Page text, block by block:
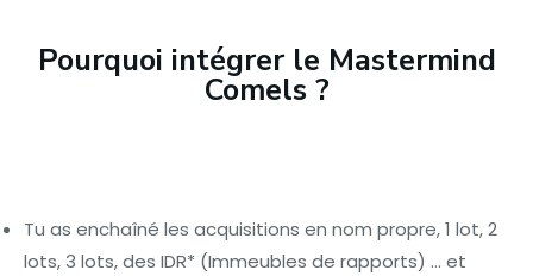
Pourquoi intégrer le Mastermind
Comels ?
Tu as enchaîné les acquisitions en nom propre, 1 lot, 2
lots, 3 lots, des IDR* (Immeubles de rapports) … et